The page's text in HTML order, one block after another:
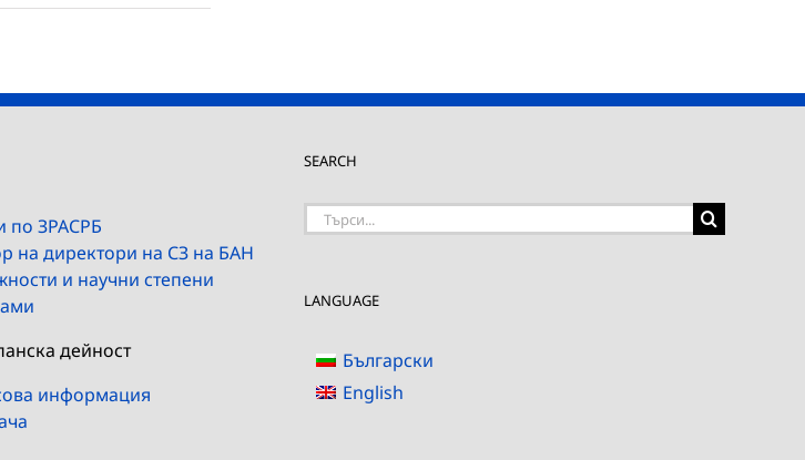
по ЗРАСРБ
на директори на СЗ на БАН
и научни степени
дейност
информация
SEARCH
Търсене
LANGUAGE
Български
English